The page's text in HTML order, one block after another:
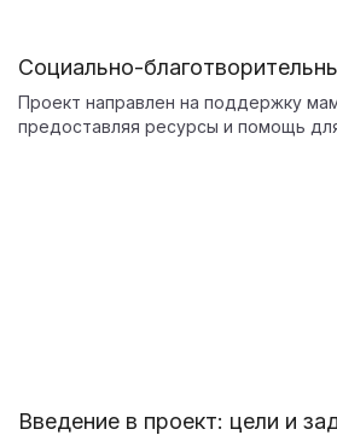
Социально-
Проект направлен на поддержку
предоставляя ресурсы и помощь
Введение в проект: цели и